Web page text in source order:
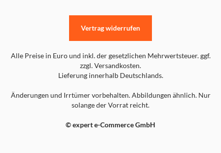
Alle Preise in Euro und inkl. der gesetzlichen Mehrwertsteuer. ggf.
zzgl. Versandkosten.
Lieferung innerhalb Deutschlands.
Änderungen und Irrtümer vorbehalten. Abbildungen ähnlich. Nur
solange der Vorrat reicht.
© expert e-Commerce GmbH
Vertrag widerrufen